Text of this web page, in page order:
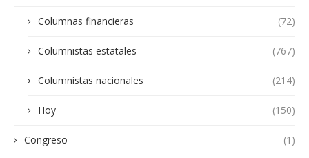
Columnas financieras (72)
Columnistas estatales (767)
Columnistas nacionales (214)
Hoy (150)
Congreso (1)